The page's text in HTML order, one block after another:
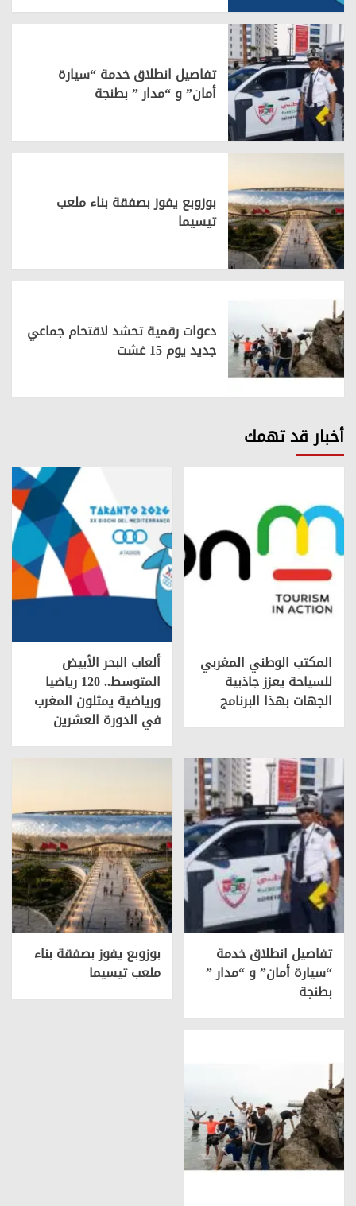
تفاصيل انطلاق خدمة “سيارة
أمان” و “مدار ” بطنجة
بوزوبع يفوز بصفقة بناء ملعب
تيسيما
دعوات رقمية تحشد لاقتحام جماعي
جديد يوم 15 غشت
أخبار قد تهمك
المكتب الوطني المغربي
للسياحة يعزز جاذبية
الجهات بهذا البرنامج
ألعاب البحر الأبيض
المتوسط.. 120 رياضيا
ورياضية يمثلون المغرب
في الدورة العشرين
تفاصيل انطلاق خدمة
“سيارة أمان” و “مدار ”
بطنجة
بوزوبع يفوز بصفقة بناء
ملعب تيسيما